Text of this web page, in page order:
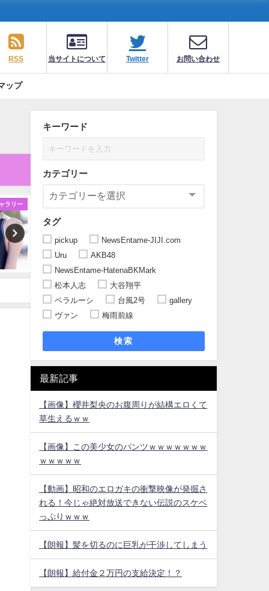
RSS 当サイトについて Twitter お問い合わせ
ップ
ラリー
キーワード
カテゴリー
タグ
pickup
NewsEntame-JIJI.com
Uru
AKB48
NewsEntame-HatenaBKMark
松本人志
大谷翔平
ベラルーシ
台風2号
gallery
ヴァン
梅雨前線
検索
最新記事
【画像】櫻井梨央のお腹周りが結構エロくて
草生えるｗｗ
【画像】この美少女のパンツｗｗｗｗｗｗｗ
ｗｗｗｗｗ
【動画】昭和のエロガキの衝撃映像が発掘さ
れる！今じゃ絶対放送できない伝説のスケベ
っぷりｗｗｗ
【朗報】髪を切るのに巨乳が干渉してしまう
【朗報】給付金２万円の支給決定！？